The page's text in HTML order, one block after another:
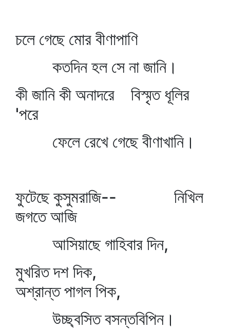
চলে গেছে মোর বীণাপাণি
কতদিন হল সে না জানি।
কী জানি কী অনাদরে বিস্মৃত ধূলির
'পরে
ফেলে রেখে গেছে বীণাখানি।
ফুটেছে কুসুমরাজি-- নিখিল
জগতে আজি
আসিয়াছে গাহিবার দিন,
মুখরিত দশ দিক,
অশ্রান্ত পাগল পিক,
উচ্ছ্বসিত বসন্তবিপিন।